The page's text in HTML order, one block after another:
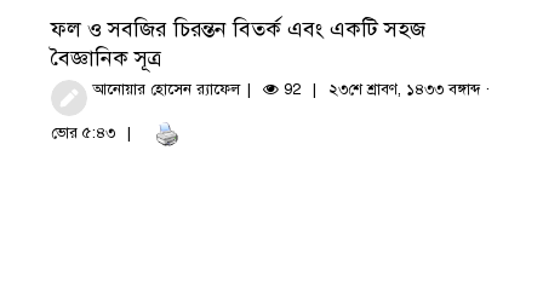
ফল ও সবজির চিরন্তন বিতর্ক এবং একটি সহজ
বৈজ্ঞানিক সূত্র
আনোয়ার হোসেন র‍্যাফেল 92 ২৩শে শ্রাবণ, ১৪৩৩ বঙ্গাব্দ ·
ভোর ৫:৪৩